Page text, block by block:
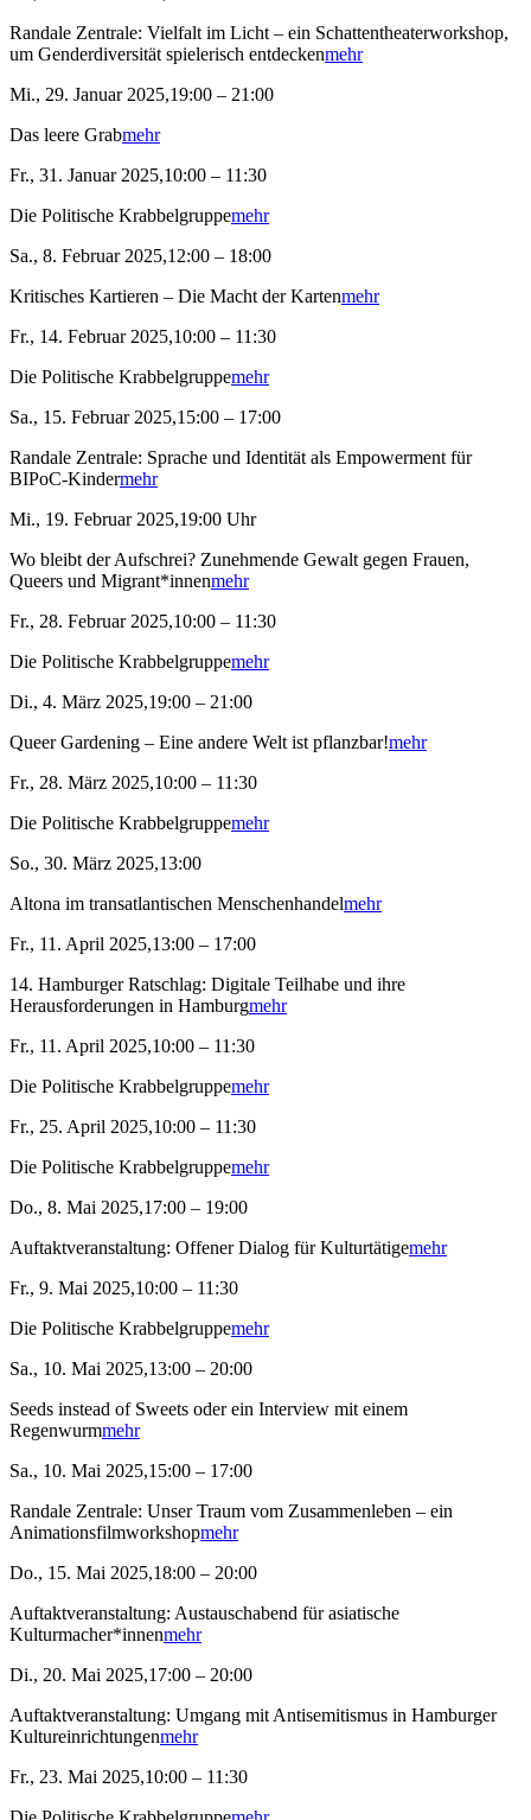
Randale Zentrale: Vielfalt im Licht – ein Schattentheaterworkshop,
um Genderdiversität spielerisch entdeckenmehr
Mi., 29. Januar 2025,19:00 – 21:00
Das leere Grabmehr
Fr., 31. Januar 2025,10:00 – 11:30
Die Politische Krabbelgruppemehr
Sa., 8. Februar 2025,12:00 – 18:00
Kritisches Kartieren – Die Macht der Kartenmehr
Fr., 14. Februar 2025,10:00 – 11:30
Die Politische Krabbelgruppemehr
Sa., 15. Februar 2025,15:00 – 17:00
Randale Zentrale: Sprache und Identität als Empowerment für
BIPoC-Kindermehr
Mi., 19. Februar 2025,19:00 Uhr
Wo bleibt der Aufschrei? Zunehmende Gewalt gegen Frauen,
Queers und Migrant*innenmehr
Fr., 28. Februar 2025,10:00 – 11:30
Die Politische Krabbelgruppemehr
Di., 4. März 2025,19:00 – 21:00
Queer Gardening – Eine andere Welt ist pflanzbar!mehr
Fr., 28. März 2025,10:00 – 11:30
Die Politische Krabbelgruppemehr
So., 30. März 2025,13:00
Altona im transatlantischen Menschenhandelmehr
Fr., 11. April 2025,13:00 – 17:00
14. Hamburger Ratschlag: Digitale Teilhabe und ihre
Herausforderungen in Hamburgmehr
Fr., 11. April 2025,10:00 – 11:30
Die Politische Krabbelgruppemehr
Fr., 25. April 2025,10:00 – 11:30
Die Politische Krabbelgruppemehr
Do., 8. Mai 2025,17:00 – 19:00
Auftaktveranstaltung: Offener Dialog für Kulturtätigemehr
Fr., 9. Mai 2025,10:00 – 11:30
Die Politische Krabbelgruppemehr
Sa., 10. Mai 2025,13:00 – 20:00
Seeds instead of Sweets oder ein Interview mit einem
Regenwurmmehr
Sa., 10. Mai 2025,15:00 – 17:00
Randale Zentrale: Unser Traum vom Zusammenleben – ein
Animationsfilmworkshopmehr
Do., 15. Mai 2025,18:00 – 20:00
Auftaktveranstaltung: Austauschabend für asiatische
Kulturmacher*innenmehr
Di., 20. Mai 2025,17:00 – 20:00
Auftaktveranstaltung: Umgang mit Antisemitismus in Hamburger
Kultureinrichtungenmehr
Fr., 23. Mai 2025,10:00 – 11:30